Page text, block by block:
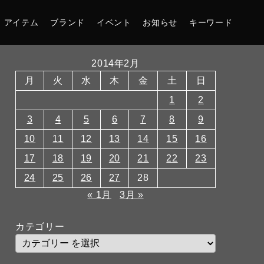
アイテム ブランド イベント お知らせ キーワード
2014年2月
月
火 水 木 金 土
日
1
2
3
4 5 6 7 8
9
10
11 12 13 14 15
16
17
18 19 20 21 22
23
24
25 26 27
28
« 1月
3月 »
カテゴリー